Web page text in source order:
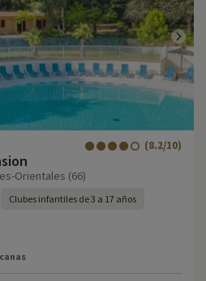
(8.2/10)
Orientales (66)
Clubes infantiles de 3 a 17 años